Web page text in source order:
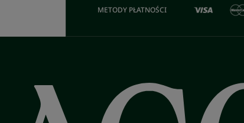
METODY PŁATNOŚCI